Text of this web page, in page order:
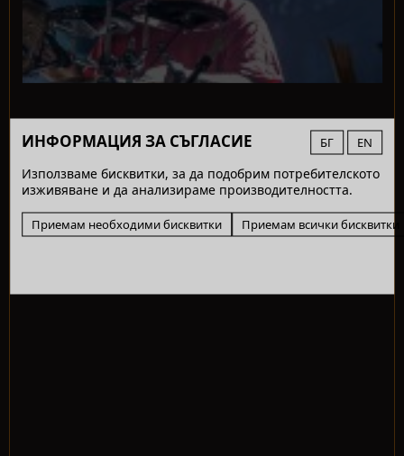
ИНФОРМАЦИЯ ЗА СЪГЛАСИЕ БГ EN
Използваме бисквитки, за да подобрим потребителското
изживяване и да анализираме производителността.
Приемам необходими бисквитки Приемам всички бисквитки